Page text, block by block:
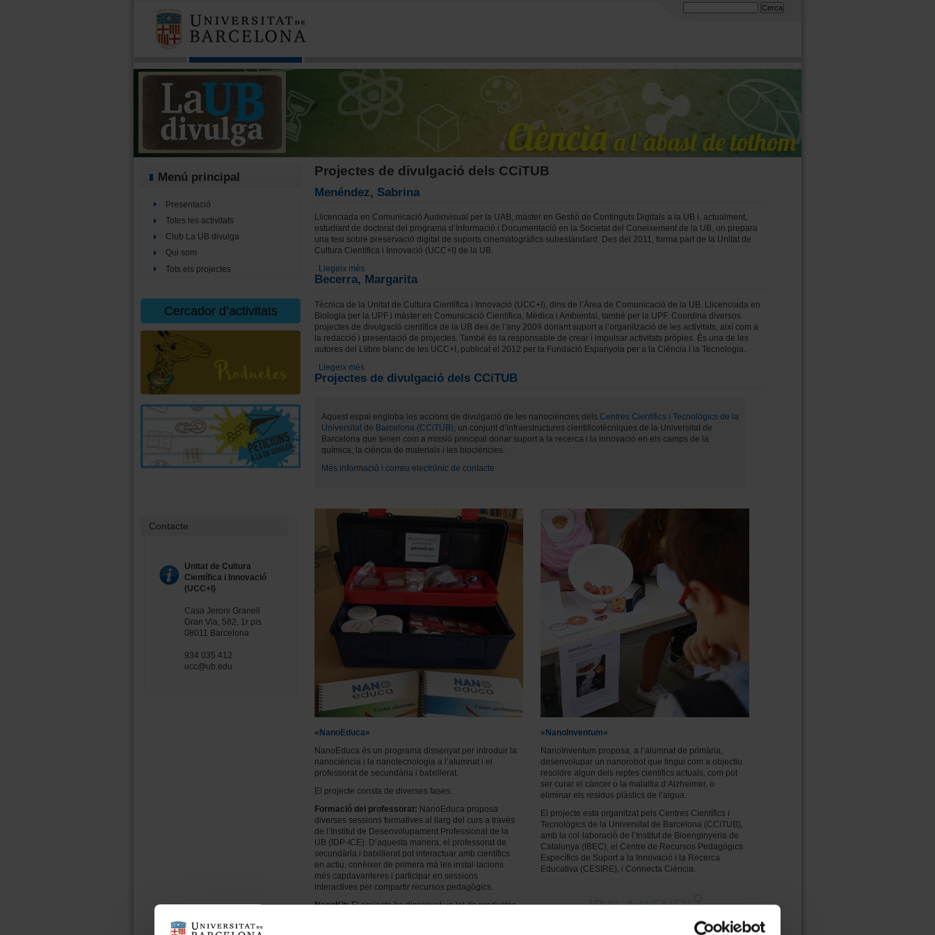
Menú principal
Presentació
Totes les activitats
Club La UB divulga
Qui som
Tots els projectes
Cercador d’activitats
Contacte
Unitat de Cultura
Científica i Innovació
(UCC+I)
Casa Jeroni Granell
Gran Via, 582, 1r pis
08011 Barcelona
934 035 412
ucc@ub.edu
Projectes de divulgació dels CCiTUB
Menéndez, Sabrina
Llicenciada en Comunicació Audiovisual per la UAB, màster en Gestió de Continguts Digitals a la UB i, actualment,
estudiant de doctorat del programa d’Informació i Documentació en la Societat del Coneixement de la UB, on prepara
una tesi sobre preservació digital de suports cinematogràfics subestàndard. Des del 2011, forma part de la Unitat de
Cultura Científica i Innovació (UCC+I) de la UB.
Llegeix més
Becerra, Margarita
Tècnica de la Unitat de Cultura Científica i Innovació (UCC+I), dins de l’Àrea de Comunicació de la UB. Llicenciada en
Biologia per la UPF i màster en Comunicació Científica, Mèdica i Ambiental, també per la UPF. Coordina diversos
projectes de divulgació científica de la UB des de l’any 2009 donant suport a l’organització de les activitats, així com a
la redacció i presentació de projectes. També és la responsable de crear i impulsar activitats pròpies. És una de les
autores del Llibre blanc de les UCC+I, publicat el 2012 per la Fundació Espanyola per a la Ciència i la Tecnologia.
Llegeix més
Projectes de divulgació dels CCiTUB
Aquest espai engloba les accions de divulgació de les nanociències dels Centres Científics i Tecnològics de la
Universitat de Barcelona (CCiTUB), un conjunt d’infraestructures cientificotècniques de la Universitat de
Barcelona que tenen com a missió principal donar suport a la recerca i la innovació en els camps de la
química, la ciència de materials i les biociències.
Més informació i correu electrònic de contacte
«NanoEduca»
NanoEduca és un programa dissenyat per introduir la
nanociència i la nanotecnologia a l’alumnat i el
professorat de secundària i batxillerat.
El projecte consta de diverses fases:
Formació del professorat: NanoEduca proposa
diverses sessions formatives al llarg del curs a través
de l’Institut de Desenvolupament Professional de la
UB (IDP-ICE). D’aquesta manera, el professorat de
secundària i batxillerat pot interactuar amb científics
en actiu, conèixer de primera mà les instal·lacions
més capdavanteres i participar en sessions
interactives per compartir recursos pedagògics.
NanoKit:El projecte ha dissenyat un lot de productes
«NanoInventum»
NanoInventum proposa, a l’alumnat de primària,
desenvolupar un nanorobot que tingui com a objectiu
resoldre algun dels reptes científics actuals, com pot
ser curar el càncer o la malaltia d’Alzheimer, o
eliminar els residus plàstics de l’aigua.
El projecte esta organitzat pels Centres Científics i
Tecnològics de la Universitat de Barcelona (CCiTUB),
amb la col·laboració de l’Institut de Bioenginyeria de
Catalunya (IBEC), el Centre de Recursos Pedagògics
Específics de Suport a la Innovació i la Recerca
Educativa (CESIRE), i Connecta Ciència.